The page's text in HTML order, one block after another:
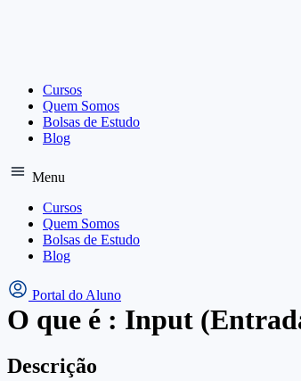
Cursos
Quem Somos
Bolsas de Estudo
Blog
Menu
Cursos
Quem Somos
Bolsas de Estudo
Blog
Portal do Aluno
O que é : Input
Descrição